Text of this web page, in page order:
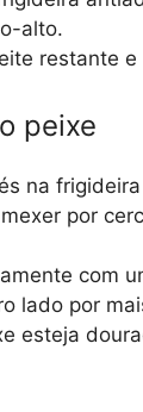
alto.
restante e
peixe
na
por
com
lado por
esteja